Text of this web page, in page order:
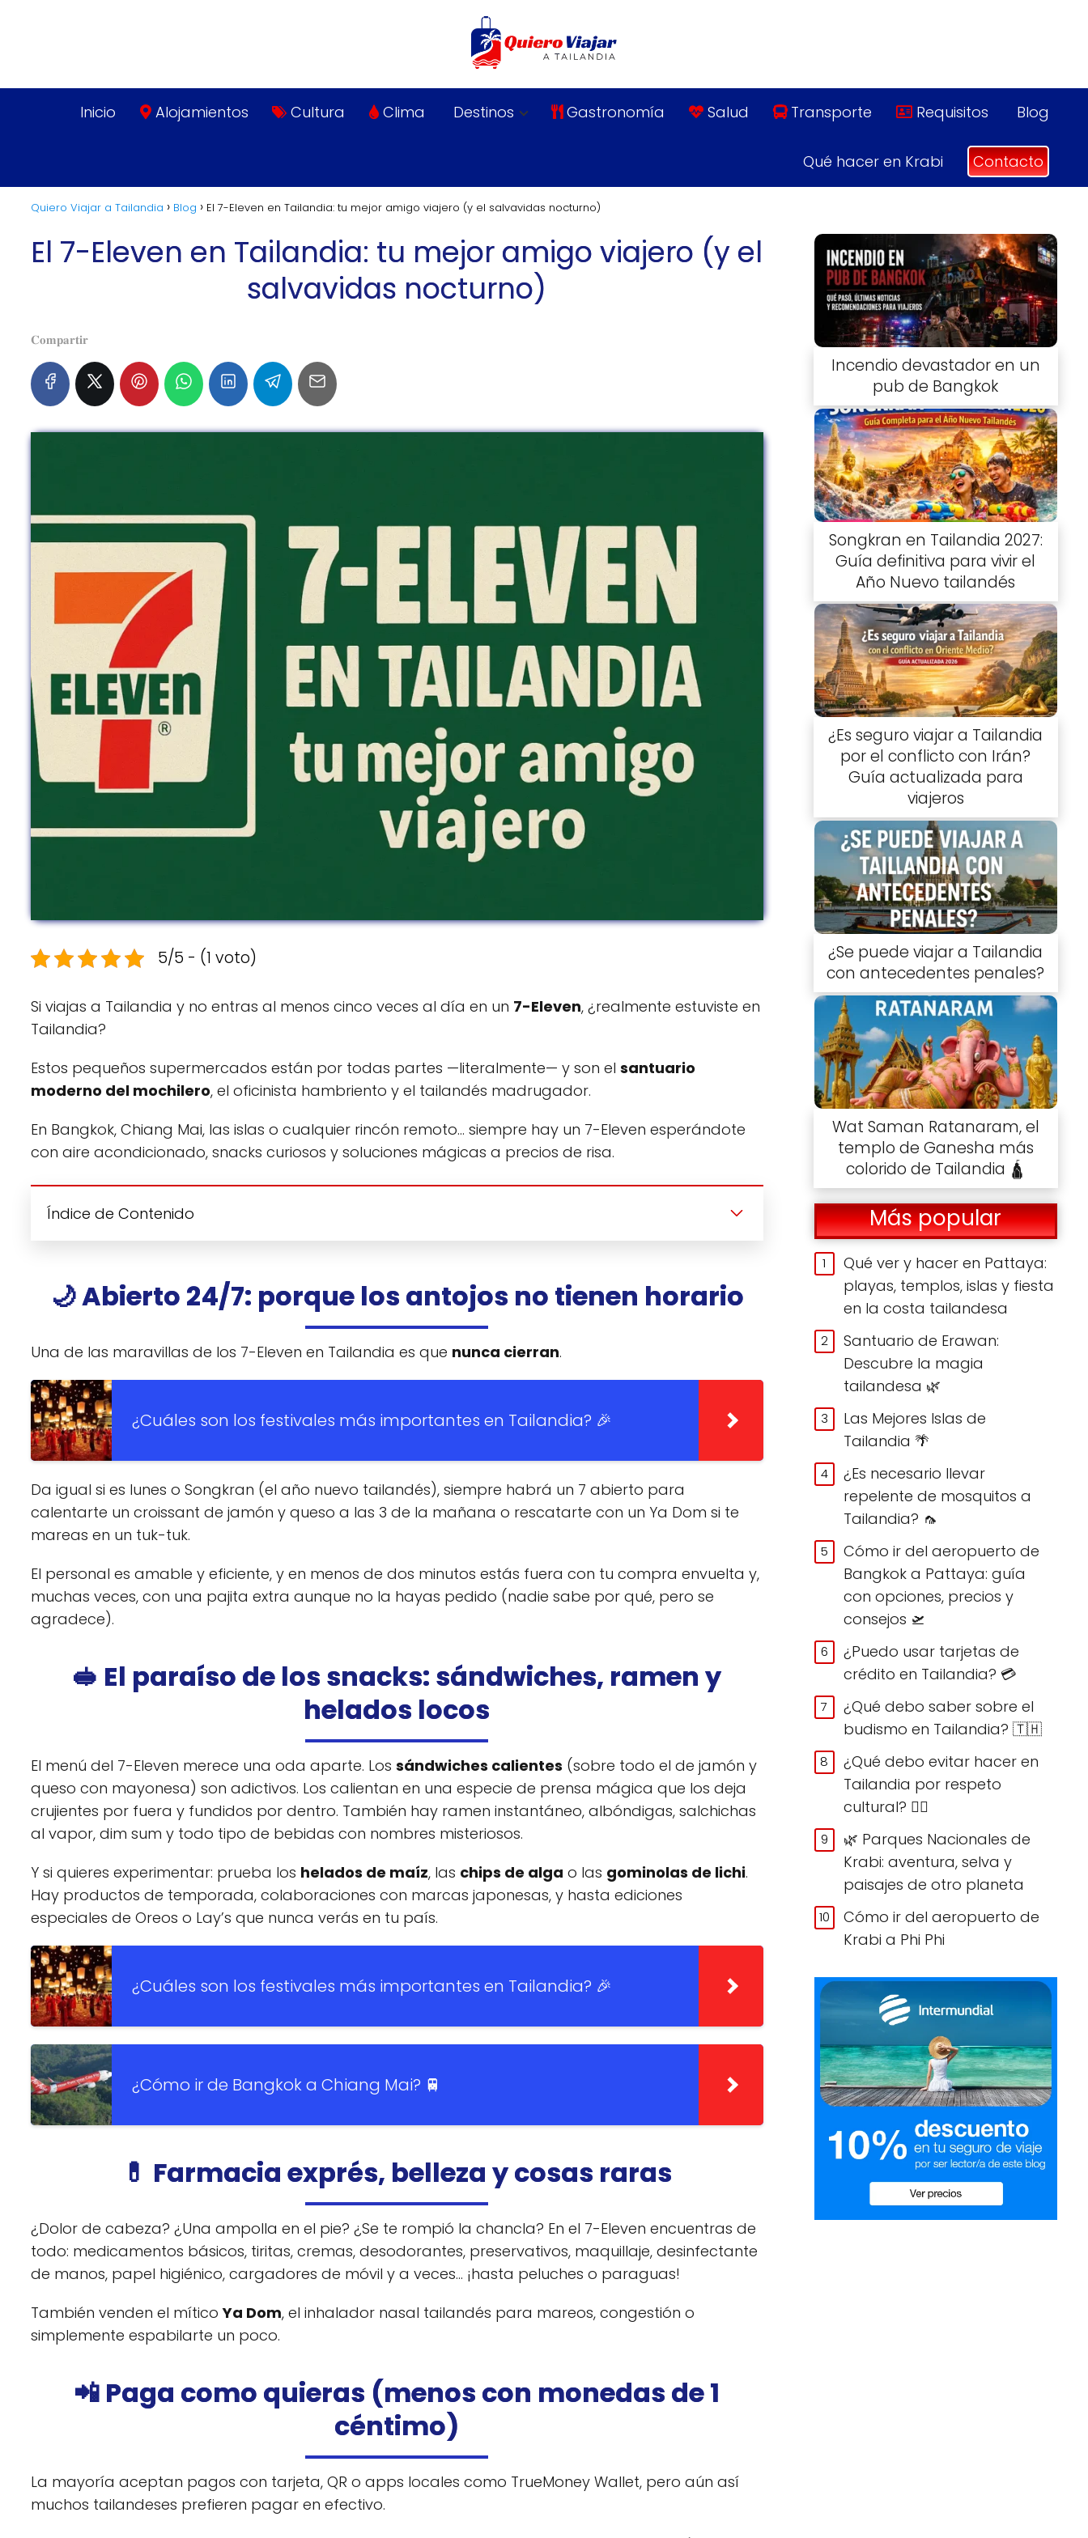
Inicio Alojamientos Cultura Clima Destinos Gastronomía Salud Transporte Requisitos Blog
Qué hacer en Krabi Contacto
Quiero Viajar a Tailandia Blog El 7-Eleven en Tailandia: tu mejor amigo viajero (y el salvavidas nocturno)
El 7-Eleven en Tailandia: tu mejor amigo viajero (y el
salvavidas nocturno)
𝐂𝐨𝐦𝐩𝐚𝐫𝐭𝐢𝐫
5/5 - (1 voto)
Si viajas a Tailandia y no entras al menos cinco veces al día en un 7-Eleven, ¿realmente estuviste en
Tailandia?
Estos pequeños supermercados están por todas partes —literalmente— y son el santuario
moderno del mochilero, el oficinista hambriento y el tailandés madrugador.
En Bangkok, Chiang Mai, las islas o cualquier rincón remoto… siempre hay un 7-Eleven esperándote
con aire acondicionado, snacks curiosos y soluciones mágicas a precios de risa.
Índice de Contenido
🌙 Abierto 24/7: porque los antojos no tienen horario
Una de las maravillas de los 7-Eleven en Tailandia es que nunca cierran.
¿Cuáles son los festivales más importantes en Tailandia? 🎉
Da igual si es lunes o Songkran (el año nuevo tailandés), siempre habrá un 7 abierto para
calentarte un croissant de jamón y queso a las 3 de la mañana o rescatarte con un Ya Dom si te
mareas en un tuk-tuk.
El personal es amable y eficiente, y en menos de dos minutos estás fuera con tu compra envuelta y,
muchas veces, con una pajita extra aunque no la hayas pedido (nadie sabe por qué, pero se
agradece).
🥪 El paraíso de los snacks: sándwiches, ramen y
helados locos
El menú del 7-Eleven merece una oda aparte. Los sándwiches calientes (sobre todo el de jamón y
queso con mayonesa) son adictivos. Los calientan en una especie de prensa mágica que los deja
crujientes por fuera y fundidos por dentro. También hay ramen instantáneo, albóndigas, salchichas
al vapor, dim sum y todo tipo de bebidas con nombres misteriosos.
Y si quieres experimentar: prueba los helados de maíz, las chips de alga o las gominolas de lichi.
Hay productos de temporada, colaboraciones con marcas japonesas, y hasta ediciones
especiales de Oreos o Lay’s que nunca verás en tu país.
¿Cuáles son los festivales más importantes en Tailandia? 🎉
¿Cómo ir de Bangkok a Chiang Mai? 🚆
💊 Farmacia exprés, belleza y cosas raras
¿Dolor de cabeza? ¿Una ampolla en el pie? ¿Se te rompió la chancla? En el 7-Eleven encuentras de
todo: medicamentos básicos, tiritas, cremas, desodorantes, preservativos, maquillaje, desinfectante
de manos, papel higiénico, cargadores de móvil y a veces… ¡hasta peluches o paraguas!
También venden el míticoYa Dom, el inhalador nasal tailandés para mareos, congestión o
simplemente espabilarte un poco.
📲 Paga como quieras (menos con monedas de 1
céntimo)
La mayoría aceptan pagos con tarjeta, QR o apps locales como TrueMoney Wallet, pero aún así
muchos tailandeses prefieren pagar en efectivo.
Incendio devastador en un
pub de Bangkok
Songkran en Tailandia 2027:
Guía definitiva para vivir el
Año Nuevo tailandés
¿Es seguro viajar a Tailandia
por el conflicto con Irán?
Guía actualizada para
viajeros
¿Se puede viajar a Tailandia
con antecedentes penales?
Wat Saman Ratanaram, el
templo de Ganesha más
colorido de Tailandia 🛕
Más popular
Qué ver y hacer en Pattaya:
playas, templos, islas y fiesta
en la costa tailandesa
Santuario de Erawan:
Descubre la magia
tailandesa 🌿
Las Mejores Islas de
Tailandia 🌴
¿Es necesario llevar
repelente de mosquitos a
Tailandia? 🦟
Cómo ir del aeropuerto de
Bangkok a Pattaya: guía
con opciones, precios y
consejos 🛫
¿Puedo usar tarjetas de
crédito en Tailandia? 💳
¿Qué debo saber sobre el
budismo en Tailandia? 🇹🇭
¿Qué debo evitar hacer en
Tailandia por respeto
cultural? 🙅‍♀️
🌿 Parques Nacionales de
Krabi: aventura, selva y
paisajes de otro planeta
Cómo ir del aeropuerto de
Krabi a Phi Phi